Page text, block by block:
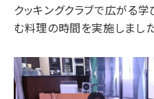
クッキングクラブで広がる
む料理の時間を実施しまし